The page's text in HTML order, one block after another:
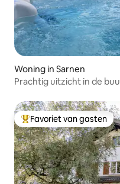
Woning in Sarnen
Prachtig uitzicht in de
Topfavoriet van gasten
Favoriet van gasten